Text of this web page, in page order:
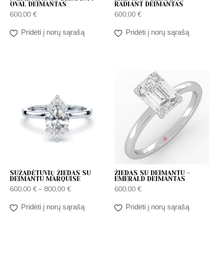
OVAL DEIMANTAS
600,00 €
Pridėti į norų sąrašą
RADIANT DEIMANTAS
600,00 €
Pridėti į norų sąrašą
SUŽADĖTUVIŲ ŽIEDAS SU
DEIMANTU MARQUISE
600,00 € – 800,00 €
800,00 €
Pridėti į norų sąrašą
ŽIEDAS SU DEIMANTU –
EMERALD DEIMANTAS
600,00 €
Pridėti į norų sąrašą